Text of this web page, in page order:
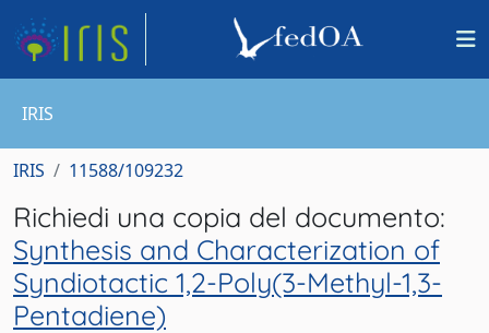
IRIS
IRIS 11588/109232
Richiedi una copia del documento:
Synthesis and Characterization of
Syndiotactic 1,2-Poly(3-Methyl-1,3-
Pentadiene)